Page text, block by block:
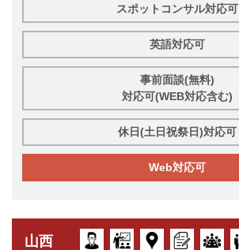
スポットコンサル対応可
英語対応可
事前面談(無料)
対応可(WEB対応含む)
休日(土日祝祭日)対応可
Web対応可
山西